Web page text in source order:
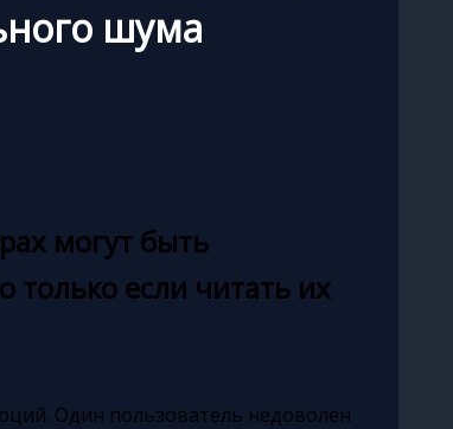
шума
могут быть
если читать их
Один пользователь недоволен